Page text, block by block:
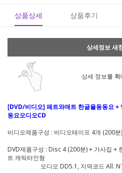
상품상세 상품후기
상세정보 새
상세 정보를
[DVD/비디오] 패트와매트 한글율동동요 +
동요오디오CD
비디오제품구성 : 비디오테이프 4개 (200
DVD제품구성 : Disc 4 (200분) + 가사집 +
트 캐릭터인형
오디오 DD5.1, 지역코드 All.